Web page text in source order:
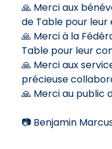
🙏 Merci aux
de Table pour
🙏 Merci à la
Table pour leur
🙏 Merci aux
précieuse
🙏 Merci au public
📷 Benjamin